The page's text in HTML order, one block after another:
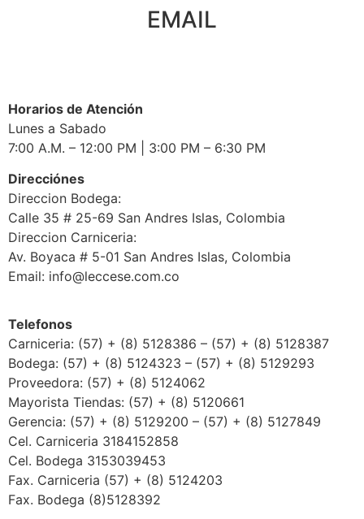
EMAIL
Horarios de Atención
Lunes a Sabado
7:00 A.M. – 12:00 PM | 3:00 PM – 6:30 PM
Direcciónes
Direccion Bodega:
Calle 35 # 25-69 San Andres Islas, Colombia
Direccion Carniceria:
Av. Boyaca # 5-01 San Andres Islas, Colombia
Email: info@leccese.com.co
Telefonos
Carniceria: (57) + (8) 5128386 – (57) + (8) 5128387
Bodega: (57) + (8) 5124323 – (57) + (8) 5129293
Proveedora: (57) + (8) 5124062
Mayorista Tiendas: (57) + (8) 5120661
Gerencia: (57) + (8) 5129200 – (57) + (8) 5127849
Cel. Carniceria 3184152858
Cel. Bodega 3153039453
Fax. Carniceria (57) + (8) 5124203
Fax. Bodega (8)5128392